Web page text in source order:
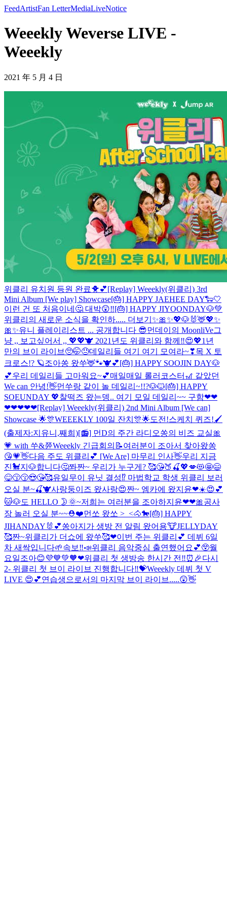
FeedArtistFan LetterMediaLiveNotice
Weeekly Weverse LIVE -
Weeekly
2021 年 5 月 4 日
위클리 유치원 등원 완료🐥💕[Replay] Weeekly(위클리) 3rd
Mini Album [We play] Showcase[🎂] HAPPY JAEHEE DAY🐑🤍
이런 건 또 처음이네🤔 대박😲‼️[🎂] HAPPY JIYOONDAY🐶💚
위클리의 새로운 소식을 확인하..... 더보기 ✨🎀✨💖🐶🐰🦌💖✨
🎀✨유니 플레이리스트 ... 공개합니다 😎먼데이의 MoonliVe그
냥 ,, 보고싶어서 ,, 💖💖🐮 2021년도 위클리와 함께‼️😍💖1년
만의 브이 라이브🥺🤭😓데일리들 여기 여기 모여라~❣목 X 토
크로스!? 🪐조아쏭 왔쑤🦌🐾🐮💕[🎂] HAPPY SOOJIN DAY🐶
💕우리 데일리들 고마워요~💕매일매일 롤러코스터🎢 같았던
We can 안녕!👋먼쑤랑 같이 놀 데일리~!!?🐶🐱[🎂] HAPPY
SOEUNDAY 💖찰떡즈 왔는뎅.. 여기 모일 데일리~~ 구함❤❤
❤❤❤❤❤[Replay] Weeekly(위클리) 2nd Mini Album [We can]
Showcase 🌟🎊WEEEKLY 100일 잔치🎊🌟도전!스케치 퀴즈!🖌
(출제자:지유니,째희)[📻] 먼D의 주간 라디오쏭의 비즈 교실🎀
💗 with 쑤&쮼Weeekly 긴급회의📝여러분이 조아서 찾아왔쏭
😘💗👋다음 주도 위클리💕 [We Are] 마무리 인사👋우리 지금
진🐩지🐶합니다🤔쫘짠~ 우리가 누구게? 🥰😘🍑🍒💖💋😻🤩😄
😋😙😚😍😘🥰유일무이 유닛 결성⁉️ 마법학교 학생 위클리 보러
오실 분~🍒🐮사랑둥이즈 왔사랑😍짠~ 엠카에 왔지윤❤☀️😍💕
🐱🐶도 HELLO 🌛🌞~저희는 여러분을 조아하지윤❤❤🎀 공사
장 놀러 오실 분~~⛑❤먼쏘 왔쏘 >_<🐴🐎[🎂] HAPPY
JIHANDAY🐰💕쏭아지가 생방 전 알림 왔어용🐮JELLYDAY
🥰짠~위클리가 더쇼에 왔쑤🥰❤이번 주는 위클리💕 데뷔 6일
차 새싹입니다🌱속보‼️📣위클리 음악중심 출연했어요💕😲월
요일조아😊💜💙💚🧡❤위클리 첫 생방송 한시간 전‼️⏰🎉다시
2- 위클리 첫 브이 라이브 진행합니다‼️💝Weeekly 데뷔 첫 V
LIVE 😍💕연습생으로서의 마지막 브이 라이브.....😲👋